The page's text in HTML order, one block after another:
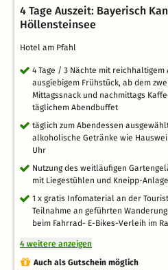
4 Tage Auszeit: Bayerisch
Höllensteinsee
Hotel am Pfahl
4 Tage / 3 Nächte mit
ausgiebigem Frühstück, ab dem
Mittagssnack und nachmittags
täglichem Abendbuffet
täglich zum Abendessen
alkoholische Getränke wie
Uhr
Nutzung des weitläufigen
mit Liegestühlen und Kneipp-Anlage
1 x gratis Infomaterial an der
Teilnahme an geführten
beim Fahrrad- E-Bikes-Verleih im
4 weitere anzeigen
Auch als Gutschein möglich